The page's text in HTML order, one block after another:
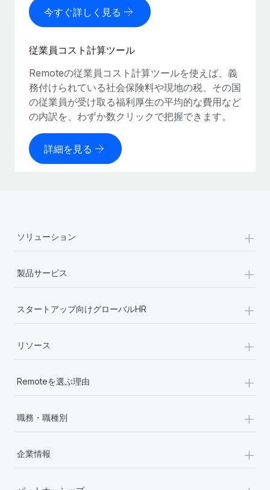
今すぐ詳しく見る
従業員コスト計算ツール
Remoteの従業員コスト計算ツールを使えば、義
務付けられている社会保険料や現地の税、その国
の従業員が受け取る福利厚生の平均的な費用など
の内訳を、わずか数クリックで把握できます。
詳細を見る
ソリューション +
製品サービス +
スタートアップ向けグローバルHR +
リソース +
Remoteを選ぶ理由 +
職務・職種別 +
企業情報 +